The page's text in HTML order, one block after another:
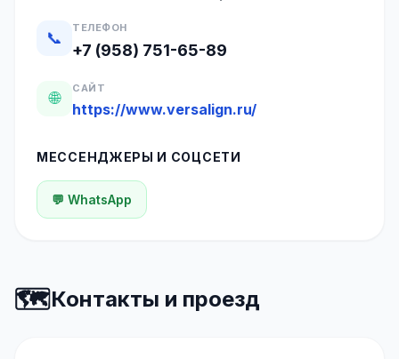
📞
ТЕЛЕФОН
+7 (958) 751-65-89
🌐
САЙТ
https://www.versalign.ru/
МЕССЕНДЖЕРЫ И СОЦСЕТИ
💬 WhatsApp
🗺️Контакты и проезд